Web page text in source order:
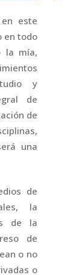
este
en todo
la mía,
y
de
de
una
de
la
de la
de
o no
o